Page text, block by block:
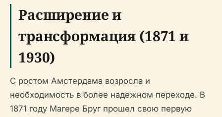
Расширение и
трансформация (1871 и
1930)
С ростом Амстердама возросла и
необходимость в более надежном переходе. В
1871 году Магере Бруг прошел свою первую